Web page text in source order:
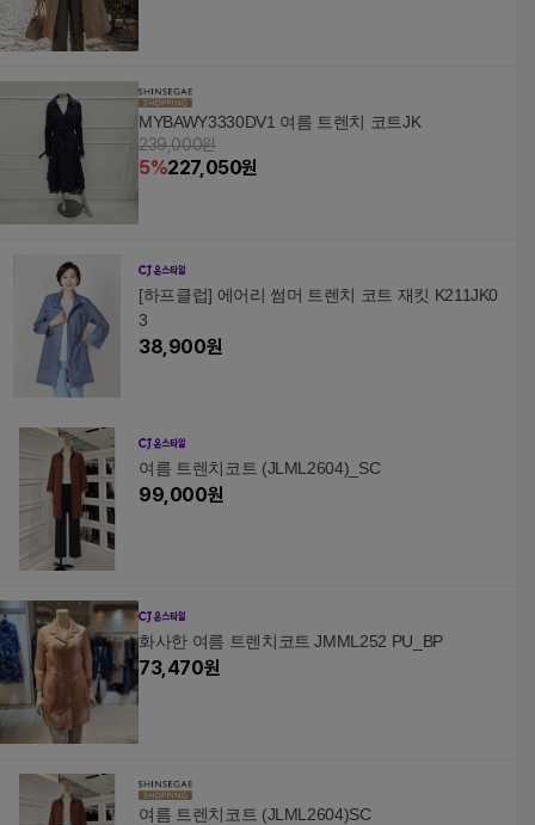
MYBAWY3330DV1 여름 트렌치 코트JK
239,000원
5%227,050원
[하프클럽] 에어리 썸머 트렌치 코트 재킷 K211JK0
3
38,900원
여름 트렌치코트 (JLML2604)_SC
99,000원
화사한 여름 트렌치코트 JMML252 PU_BP
73,470원
여름 트렌치코트 (JLML2604)SC